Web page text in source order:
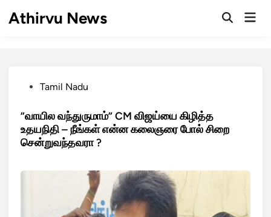
Athirvu News
OpenMain
PostedTamil Nadu
”வாயில வந்துருமாம்” CM விஜய்யை கிழித்த
உதயநிதி – நீங்கள் என்ன கலைஞரை போல் சிறை
சென்றுவந்தவரா ?